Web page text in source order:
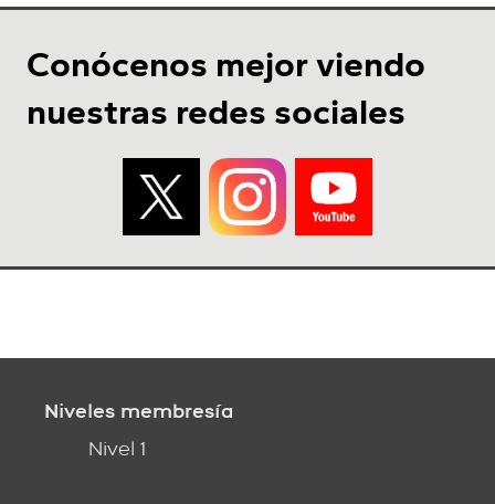
Conócenos mejor viendo
nuestras redes sociales
Niveles membresía
Nivel 1